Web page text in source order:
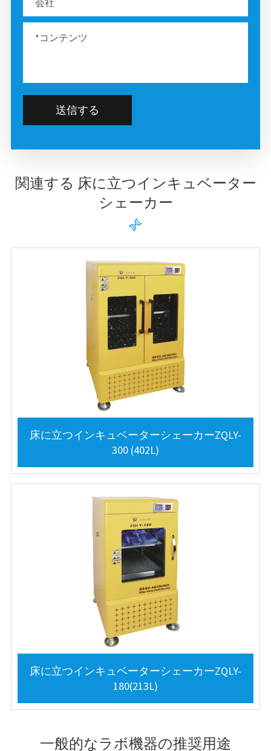
送信する
関連する 床に立つインキュベーター
シェーカー

床に立つインキュベーターシェーカーZQLY-
300 (402L)
床に立つインキュベーターシェーカーZQLY-
180(213L)
一般的なラボ機器の推奨用途